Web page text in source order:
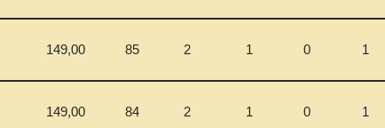
149,00 85 2 1 0 1
149,00 84 2 1 0 1